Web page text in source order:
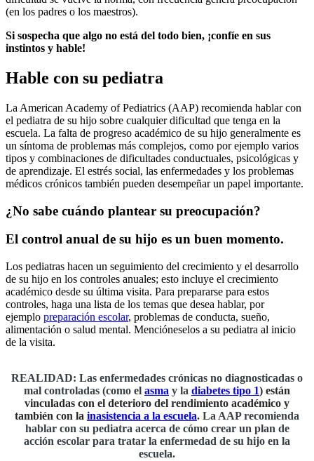
(en los padres o los maestros).
Si sospecha que algo no está del todo bien, ¡confíe en sus
instintos y hable!
Hable con su pediatra
La American Academy of Pediatrics (AAP) recomienda hablar con
el pediatra de su hijo sobre cualquier dificultad que tenga en la
escuela. La falta de progreso académico de su hijo generalmente es
un síntoma de problemas más complejos, como por ejemplo varios
tipos y combinaciones de dificultades conductuales, psicológicas y
de aprendizaje. El estrés social, las enfermedades y los problemas
médicos crónicos también pueden desempeñar un papel importante.
¿No sabe cuándo plantear su preocupación?
El control anual de su hijo es un buen momento.
Los pediatras hacen un seguimiento del crecimiento y el desarrollo
de su hijo en los controles anuales; esto incluye el crecimiento
académico desde su última visita. Para prepararse para estos
controles, haga una lista de los temas que desea hablar, por
ejemplo preparación escolar, problemas de conducta, sueño,
alimentación o salud mental. Mencióneselos a su pediatra al inicio
de la visita.
REALIDAD: Las enfermedades crónicas no diagnosticadas o
mal controladas (como el asma y la diabetes tipo 1) están
vinculadas con el deterioro del rendimiento académico y
también con la inasistencia a la escuela. La AAP recomienda
hablar con su pediatra acerca de cómo crear un plan de
acción escolar para tratar la enfermedad de su hijo en la
escuela.